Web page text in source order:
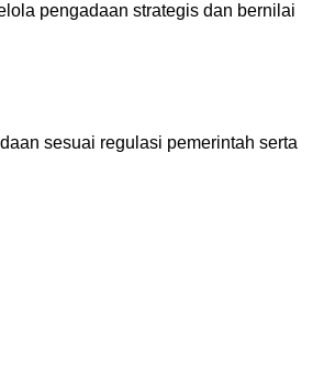
pengadaan strategis dan bernilai
sesuai regulasi pemerintah serta